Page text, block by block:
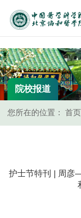
院校报道
您所在的位置： 首页
护士节特刊 | 周彦